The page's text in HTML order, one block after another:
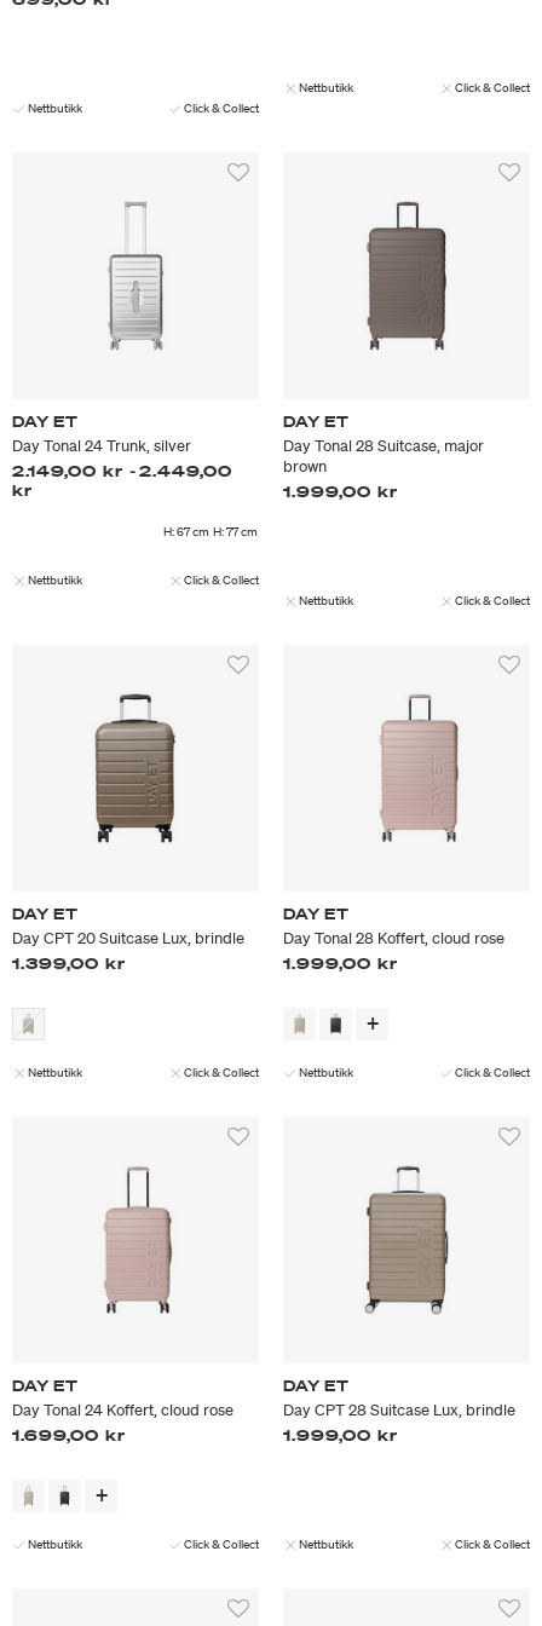
Nettbutikk Click & Collect
Nettbutikk Click & Collect
DAY ET
Day Tonal 24 Trunk, silver
2.149,00 kr -2.449,00
kr
H: 67 cm H: 77 cm
Nettbutikk Click & Collect
DAY ET
Day Tonal 28 Suitcase, major
brown
1.999,00 kr
Nettbutikk Click & Collect
DAY ET
Day CPT 20 Suitcase Lux, brindle
1.399,00 kr
Nettbutikk Click & Collect
DAY ET
Day Tonal 28 Koffert, cloud rose
1.999,00 kr
Nettbutikk Click & Collect
DAY ET
Day Tonal 24 Koffert, cloud rose
1.699,00 kr
Nettbutikk Click & Collect
DAY ET
Day CPT 28 Suitcase Lux, brindle
1.999,00 kr
Nettbutikk Click & Collect